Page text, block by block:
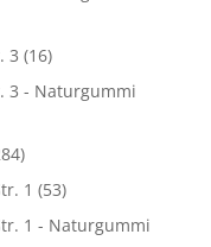
3 (16)
3 - Naturgummi
1 (53)
1 - Naturgummi